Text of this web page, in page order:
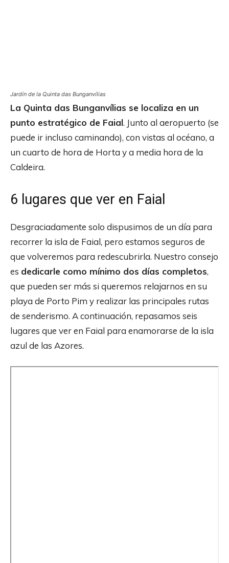
Jardín de la Quinta das Bunganvílias
La Quinta das Bunganvílias se localiza en un
punto estratégico de Faial. Junto al aeropuerto (se
puede ir incluso caminando), con vistas al océano, a
un cuarto de hora de Horta y a media hora de la
Caldeira.
6 lugares que ver en Faial
Desgraciadamente solo dispusimos de un día para
recorrer la isla de Faial, pero estamos seguros de
que volveremos para redescubrirla. Nuestro consejo
es dedicarle como mínimo dos días completos,
que pueden ser más si queremos relajarnos en su
playa de Porto Pim y realizar las principales rutas
de senderismo. A continuación, repasamos seis
lugares que ver en Faial para enamorarse de la isla
azul de las Azores.